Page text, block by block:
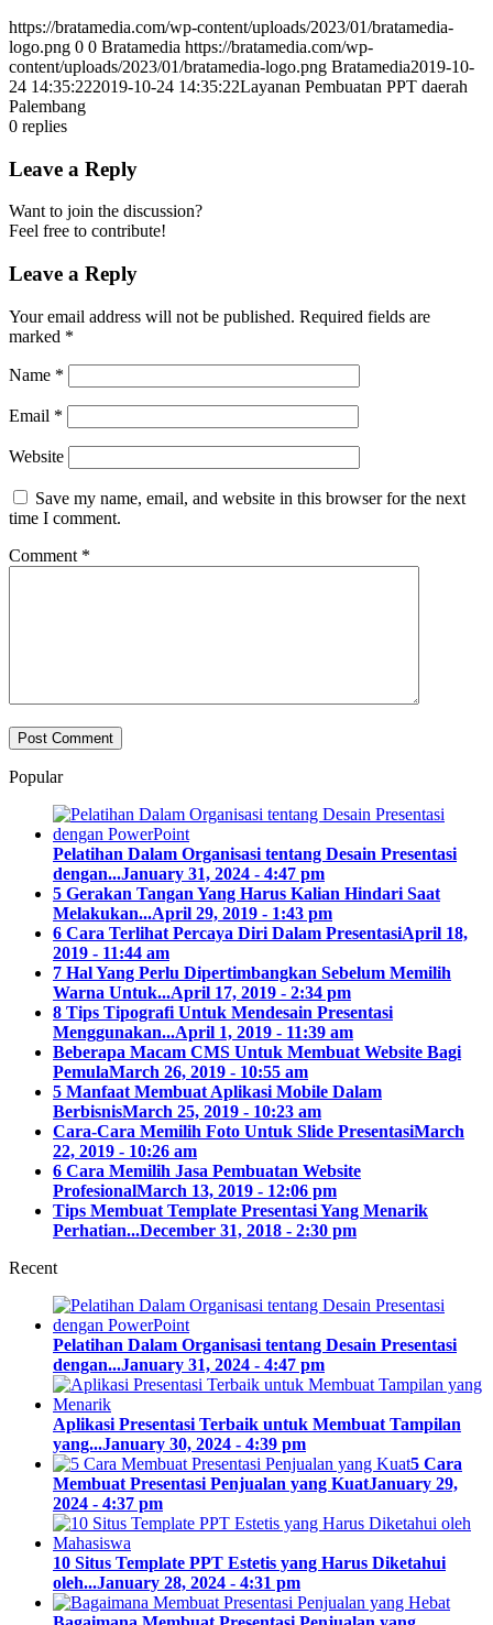
https://bratamedia.com/wp-content/uploads/2023/01/bratamedia-
logo.png 0 0 Bratamedia https://bratamedia.com/wp-
content/uploads/2023/01/bratamedia-logo.png Bratamedia2019-10-
24 14:35:222019-10-24 14:35:22Layanan Pembuatan PPT daerah
Palembang
0 replies
Leave a Reply
Want to join the discussion?
Feel free to contribute!
Leave a Reply
Your email address will not be published. Required fields are
marked *
Name *
Email *
Website
Save my name, email, and website in this browser for the next
time I comment.
Comment *
Popular
Pelatihan Dalam Organisasi tentang Desain Presentasi
dengan...January 31, 2024 - 4:47 pm
5 Gerakan Tangan Yang Harus Kalian Hindari Saat
Melakukan...April 29, 2019 - 1:43 pm
6 Cara Terlihat Percaya Diri Dalam PresentasiApril 18,
2019 - 11:44 am
7 Hal Yang Perlu Dipertimbangkan Sebelum Memilih
Warna Untuk...April 17, 2019 - 2:34 pm
8 Tips Tipografi Untuk Mendesain Presentasi
Menggunakan...April 1, 2019 - 11:39 am
Beberapa Macam CMS Untuk Membuat Website Bagi
PemulaMarch 26, 2019 - 10:55 am
5 Manfaat Membuat Aplikasi Mobile Dalam
BerbisnisMarch 25, 2019 - 10:23 am
Cara-Cara Memilih Foto Untuk Slide PresentasiMarch
22, 2019 - 10:26 am
6 Cara Memilih Jasa Pembuatan Website
ProfesionalMarch 13, 2019 - 12:06 pm
Tips Membuat Template Presentasi Yang Menarik
Perhatian...December 31, 2018 - 2:30 pm
Recent
Pelatihan Dalam Organisasi tentang Desain Presentasi
dengan...January 31, 2024 - 4:47 pm
Aplikasi Presentasi Terbaik untuk Membuat Tampilan
yang...January 30, 2024 - 4:39 pm
5 Cara
Membuat Presentasi Penjualan yang KuatJanuary 29,
2024 - 4:37 pm
10 Situs Template PPT Estetis yang Harus Diketahui
oleh...January 28, 2024 - 4:31 pm